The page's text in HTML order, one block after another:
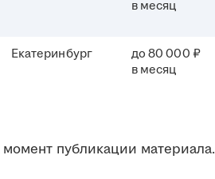
в месяц
Екатеринбург
до 80 000 ₽
в месяц
публикации материала.